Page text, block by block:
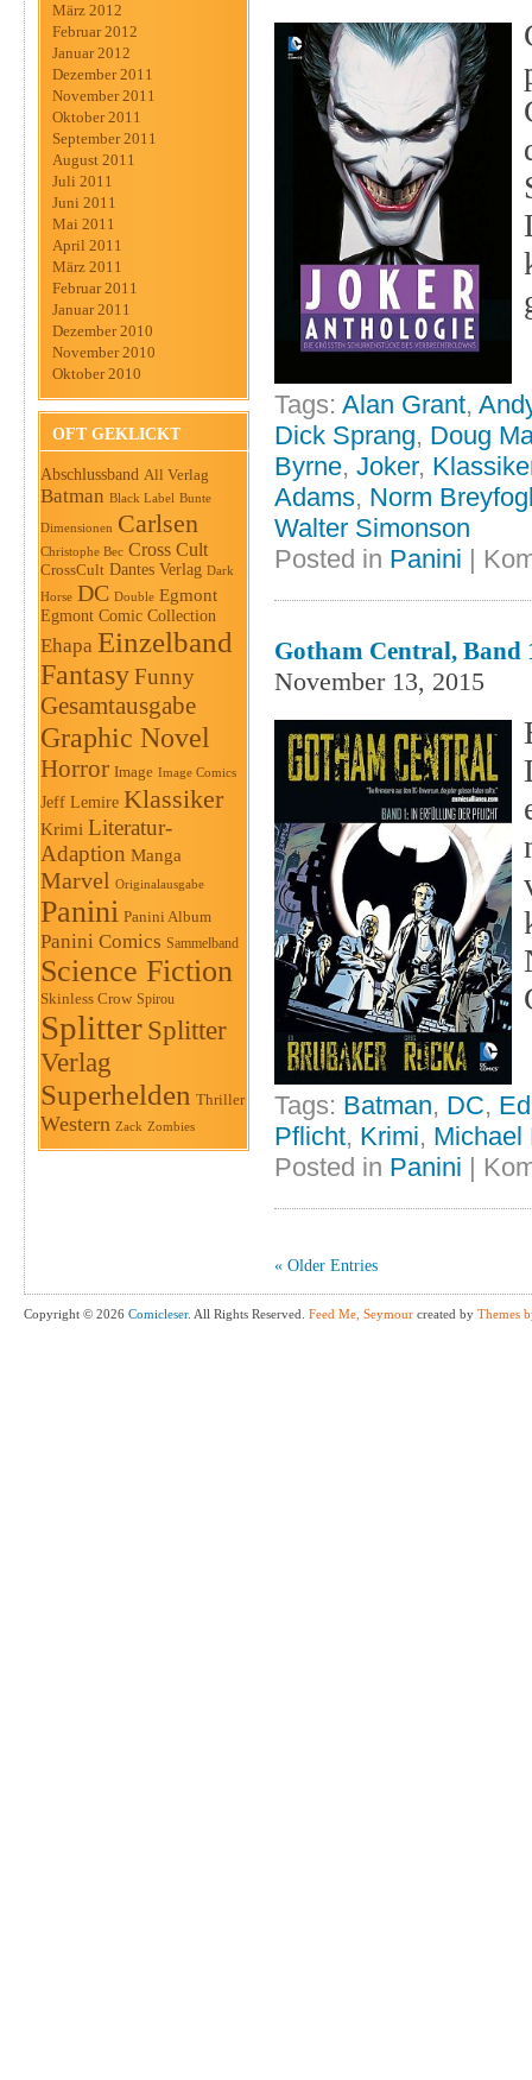
März 2012
Februar 2012
Januar 2012
Dezember 2011
November 2011
Oktober 2011
September 2011
August 2011
Juli 2011
Juni 2011
Mai 2011
April 2011
März 2011
Februar 2011
Januar 2011
Dezember 2010
November 2010
Oktober 2010
OFT GEKLICKT
Abschlussband All Verlag
Batman Black Label Bunte
Dimensionen Carlsen
Christophe Bec Cross Cult
CrossCult Dantes Verlag Dark
Horse DC Double Egmont
Egmont Comic Collection
Ehapa Einzelband
FantasyFunny
Gesamtausgabe
Graphic Novel
Horror Image Image Comics
Jeff Lemire Klassiker
Krimi Literatur-
Adaption Manga
Marvel Originalausgabe
Panini Panini Album
Panini Comics Sammelband
Science Fiction
Skinless Crow Spirou
Splitter Splitter
Verlag
Superhelden Thriller
Western Zack Zombies
Tags: Alan Grant,
Dick Sprang, Doug
Byrne, Joker,
Adams, Norm
Walter Simonson
Posted in Panini |
Gotham Central, Band
November 13, 2015
Tags: Batman, DC,
Pflicht, Krimi, Michael
Posted in Panini |
« Older Entries
Copyright © 2026 Comicleser. All Rights Reserved. Feed Me, Seymour created by Themes